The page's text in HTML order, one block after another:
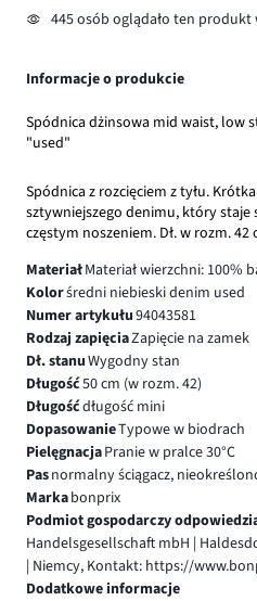
445 osób oglądało ten produkt
Informacje o produkcie
Spódnica dżinsowa mid waist, low
"used"
Spódnica z rozcięciem z tyłu.
sztywniejszego denimu, który staje
częstym noszeniem. Dł. w rozm.
MateriałMateriał wierzchni: 100%
Kolorśredni niebieski denim used
Numer artykułu94043581
Rodzaj zapięciaZapięcie na zamek
Dł. stanuWygodny stan
Długość50 cm (w rozm. 42)
Długośćdługość mini
DopasowanieTypowe w biodrach
PielęgnacjaPranie w pralce 30°C
Pasnormalny ściągacz,
Markabonprix
Podmiot gospodarczy
Handelsgesellschaft mbH |
| Niemcy, Kontakt: https://
Dodatkowe informacje